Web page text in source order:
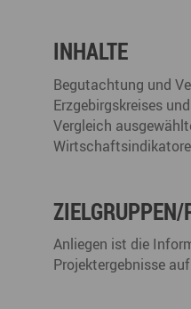
INHALTE
Begutachtung und
Erzgebirgskreises
Vergleich
ZIELGRUPPEN/
Anliegen ist die
Projektergebnisse